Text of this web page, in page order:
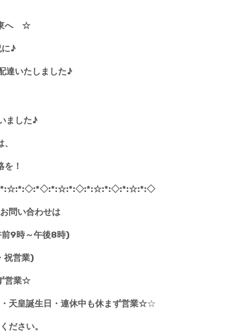
へ ☆
に♪
達いたしました♪
ました♪
！
問い合わせは
時～午後8時)
営業)
営業☆
天皇誕生日・連休中も休まず営業☆☆
ださい。